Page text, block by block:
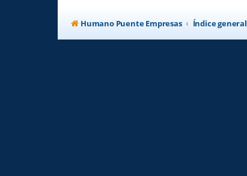
Humano Puente Empresas Índice general